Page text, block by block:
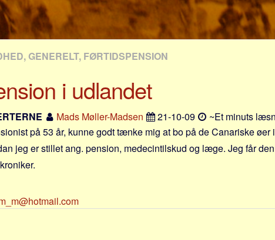
GENERELT, FØRTIDSPENSION
i udlandet
Mads Møller-Madsen 21-10-09
~Et minuts
på 53 år, kunne godt tænke mig at bo på de Canariske øer
jeg er stillet ang. pension, medecintilskud og læge. Jeg får